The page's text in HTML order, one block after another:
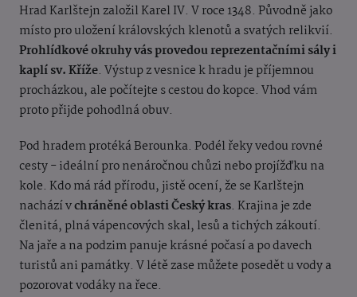
Hrad Karlštejn založil Karel IV. V roce 1348. Původně jako
místo pro uložení královských klenotů a svatých relikvií.
Prohlídkové okruhy vás provedou reprezentačními sály i
kaplí sv. Kříže. Výstup z vesnice k hradu je příjemnou
procházkou, ale počítejte s cestou do kopce. Vhod vám
proto přijde pohodlná obuv.
Pod hradem protéká Berounka. Podél řeky vedou rovné
cesty - ideální pro nenáročnou chůzi nebo projížďku na
kole. Kdo má rád přírodu, jistě ocení, že se Karlštejn
nachází vchráněné oblasti Český kras. Krajina je zde
členitá, plná vápencových skal, lesů a tichých zákoutí.
Na jaře a na podzim panuje krásné počasí a po davech
turistů ani památky. V létě zase můžete posedět u vody a
pozorovat vodáky na řece.